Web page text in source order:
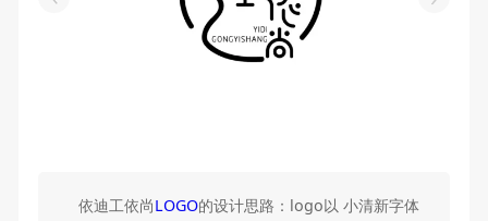
依迪工依尚LOGO的设计思路：logo以 小清新字体